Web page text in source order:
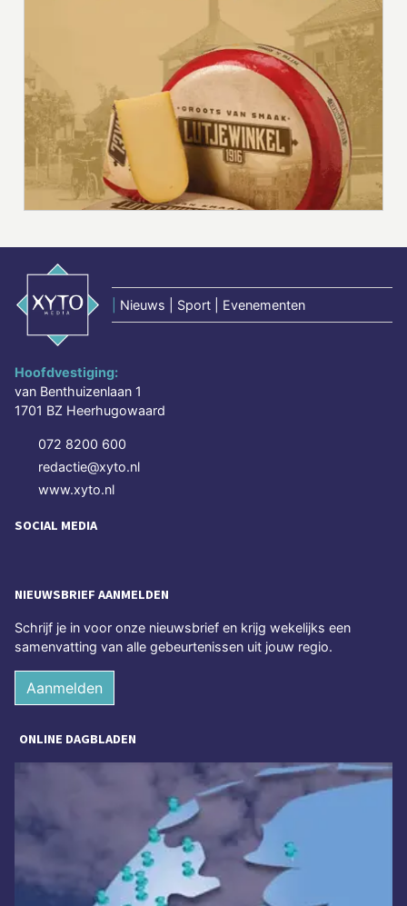
Nieuws | Sport | Evenementen
Hoofdvestiging:
van Benthuizenlaan 1
1701 BZ Heerhugowaard
072 8200 600
redactie@xyto.nl
www.xyto.nl
SOCIAL MEDIA
NIEUWSBRIEF AANMELDEN
Schrijf je in voor onze nieuwsbrief en krijg wekelijks een
samenvatting van alle gebeurtenissen uit jouw regio.
Aanmelden
ONLINE DAGBLADEN